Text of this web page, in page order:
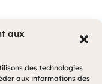
aux
des technologies
aux informations des
Web.